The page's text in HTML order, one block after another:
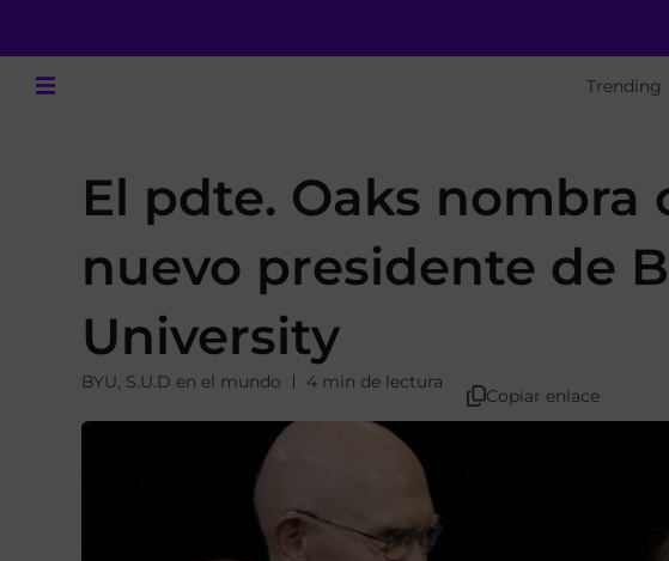
Trending
El pdte. Oaks nombra
nuevo presidente de
University
BYU, S.U.D en el mundo 4 min de lectura
Copiar enlace